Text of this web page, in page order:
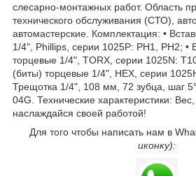
слесарно-монтажных работ. Область
технического обслуживания (СТО),
автомастерские. Комплектация: •
1/4", Phillips, серии 1025P: PH1, PH2; •
торцевые 1/4", TORX, серии 1025N:
(биты) торцевые 1/4", HEX, серии
Трещотка 1/4", 108 мм, 72 зубца, шаг
04G. Технические характеристики:
наслаждайся своей работой!
Для того чтобы написать нам в
иконку):